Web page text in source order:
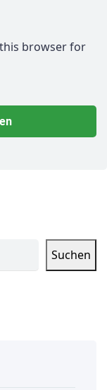
browser for
Suchen